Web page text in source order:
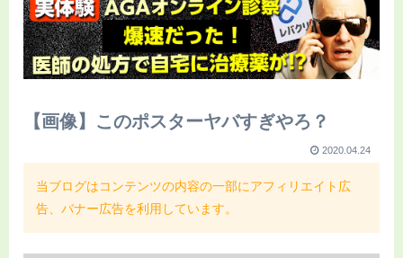
【画像】このポスターヤバすぎやろ？
2020.04.24
当ブログはコンテンツの内容の一部にアフィリエイト広
告、バナー広告を利用しています。